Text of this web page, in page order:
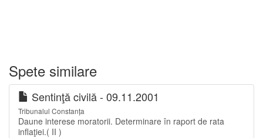
Spete similare
Sentinţă civilă - 09.11.2001
Tribunalul Constanța
Daune interese moratorii. Determinare în raport de rata
inflaţiei.( II )